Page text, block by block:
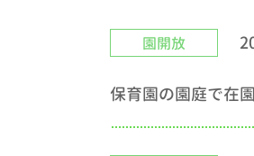
園開放
保育園の園庭で在